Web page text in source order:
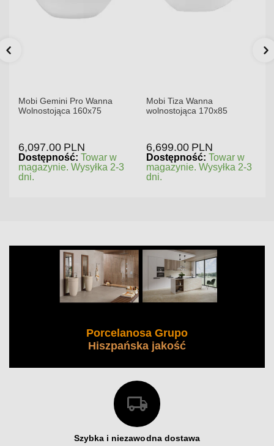
Mobi Gemini Pro Wanna
Wolnostojąca 160x75
6,097.00 PLN
Dostępność: Towar w
magazynie. Wysyłka 2-3
dni.
Mobi Tiza Wanna
wolnostojąca 170x85
6,699.00 PLN
Dostępność: Towar w
magazynie. Wysyłka 2-3
dni.
Porcelanosa Grupo
Hiszpańska jakość
Szybka i niezawodna dostawa